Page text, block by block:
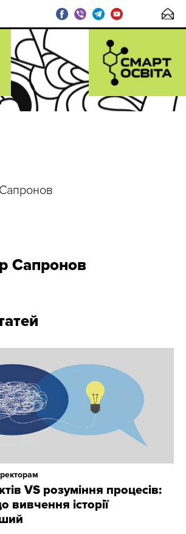
Сапронов
VS розуміння процесів:
вивчення історії